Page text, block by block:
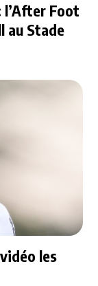
l’After Foot
au Stade
les